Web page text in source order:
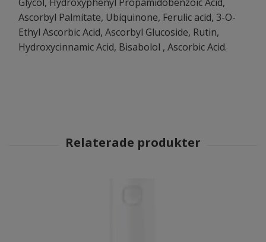
Ascorbyl Palmitate, Ubiquinone, Ferulic acid, 3-O-
Ethyl Ascorbic Acid, Ascorbyl Glucoside, Rutin,
Hydroxycinnamic Acid, Bisabolol , Ascorbic Acid.